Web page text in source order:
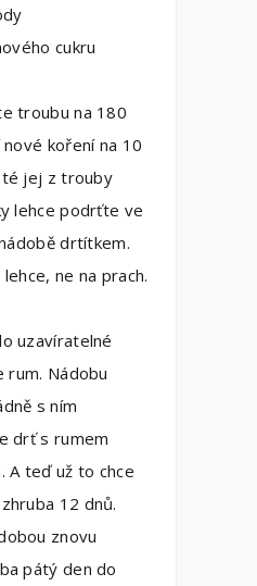
cukru
troubu na 180
nové koření na 10
jej z trouby
lehce podrťte ve
drtítkem.
ne na prach.
uzavíratelné
rum. Nádobu
s ním
drť s rumem
A teď už to chce
12 dnů.
znovu
pátý den do